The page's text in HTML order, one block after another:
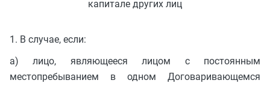
капитале других лиц
1. В случае, если:
a) лицо, являющееся лицом с постоянным
местопребыванием в одном Договаривающемся